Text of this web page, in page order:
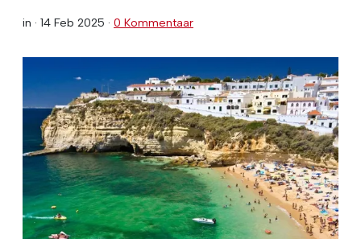
in · 14 Feb 2025 · 0 Kommentaar